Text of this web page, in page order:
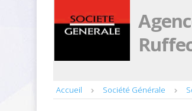
Accueil Société Générale